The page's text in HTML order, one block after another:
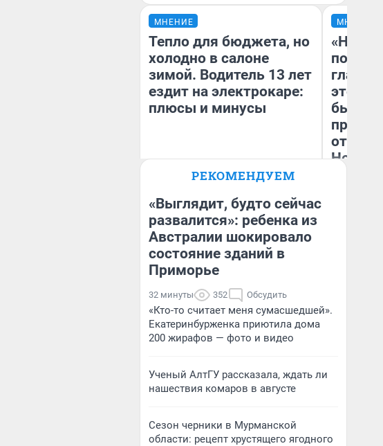
МНЕНИЕ
Тепло для бюджета, но
холодно в салоне
зимой. Водитель 13 лет
ездит на электрокаре:
плюсы и минусы
Денис Дедюхин
МНЕНИЕ
этого
бьет
отзыв
Нолана
РЕКОМЕНДУЕМ
«Выглядит, будто сейчас
развалится»: ребенка из
Австралии шокировало
состояние зданий в
Приморье
32 минуты 352 Обсудить
«Кто-то считает меня сумасшедшей».
Екатеринбурженка приютила дома
200 жирафов — фото и видео
Ученый АлтГУ рассказала, ждать ли
нашествия комаров в августе
Сезон черники в Мурманской
области: рецепт хрустящего ягодного